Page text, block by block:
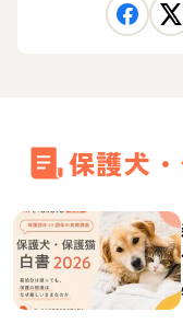
保護犬